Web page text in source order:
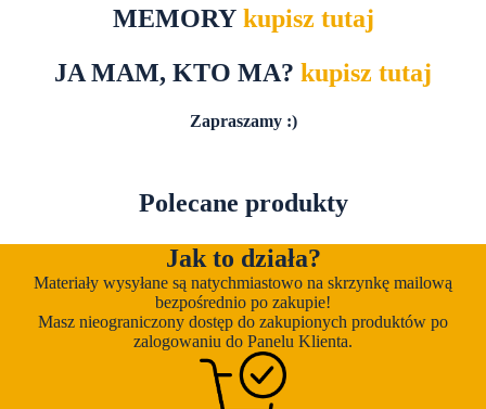
MEMORY kupisz tutaj
JA MAM, KTO MA? kupisz tutaj
Zapraszamy :)
Polecane produkty
Jak to działa?
Materiały wysyłane są natychmiastowo na skrzynkę mailową
bezpośrednio po zakupie!
Masz nieograniczony dostęp do zakupionych produktów po
zalogowaniu do Panelu Klienta.